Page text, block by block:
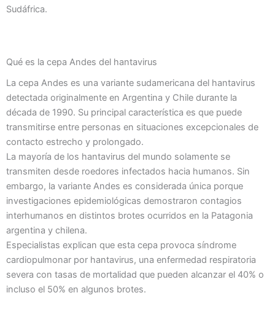
Sudáfrica.
Qué es la cepa Andes del hantavirus
La cepa Andes es una variante sudamericana del hantavirus
detectada originalmente en Argentina y Chile durante la
década de 1990. Su principal característica es que puede
transmitirse entre personas en situaciones excepcionales de
contacto estrecho y prolongado.
La mayoría de los hantavirus del mundo solamente se
transmiten desde roedores infectados hacia humanos. Sin
embargo, la variante Andes es considerada única porque
investigaciones epidemiológicas demostraron contagios
interhumanos en distintos brotes ocurridos en la Patagonia
argentina y chilena.
Especialistas explican que esta cepa provoca síndrome
cardiopulmonar por hantavirus, una enfermedad respiratoria
severa con tasas de mortalidad que pueden alcanzar el 40% o
incluso el 50% en algunos brotes.